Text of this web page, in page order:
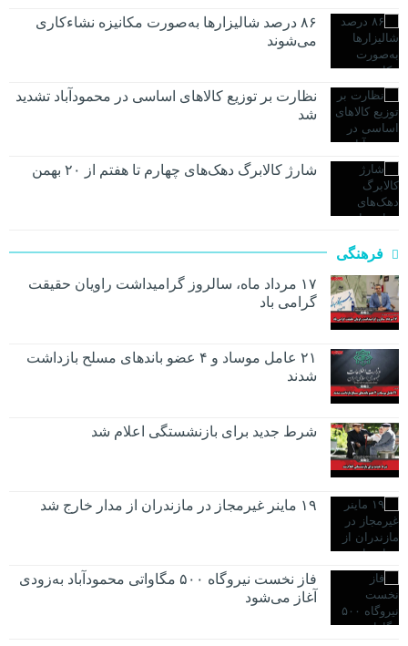
۸۶ درصد شالیزارها به‌صورت مکانیزه نشاءکاری
می‌شوند
نظارت بر توزیع کالا‌های اساسی در محمودآباد تشدید
شد
شارژ کالابرگ دهک‌های چهارم تا هفتم از ۲۰ بهمن
فرهنگی
۱۷ مرداد ماه، سالروز گرامیداشت راویان حقیقت
گرامی باد
۲۱ عامل موساد و ۴ عضو باند‌های مسلح بازداشت
شدند
شرط جدید برای بازنشستگی اعلام شد
۱۹ ماینر غیرمجاز در مازندران از مدار خارج شد
فاز نخست نیروگاه ۵۰۰ مگاواتی محمودآباد به‌زودی
آغاز می‌شود